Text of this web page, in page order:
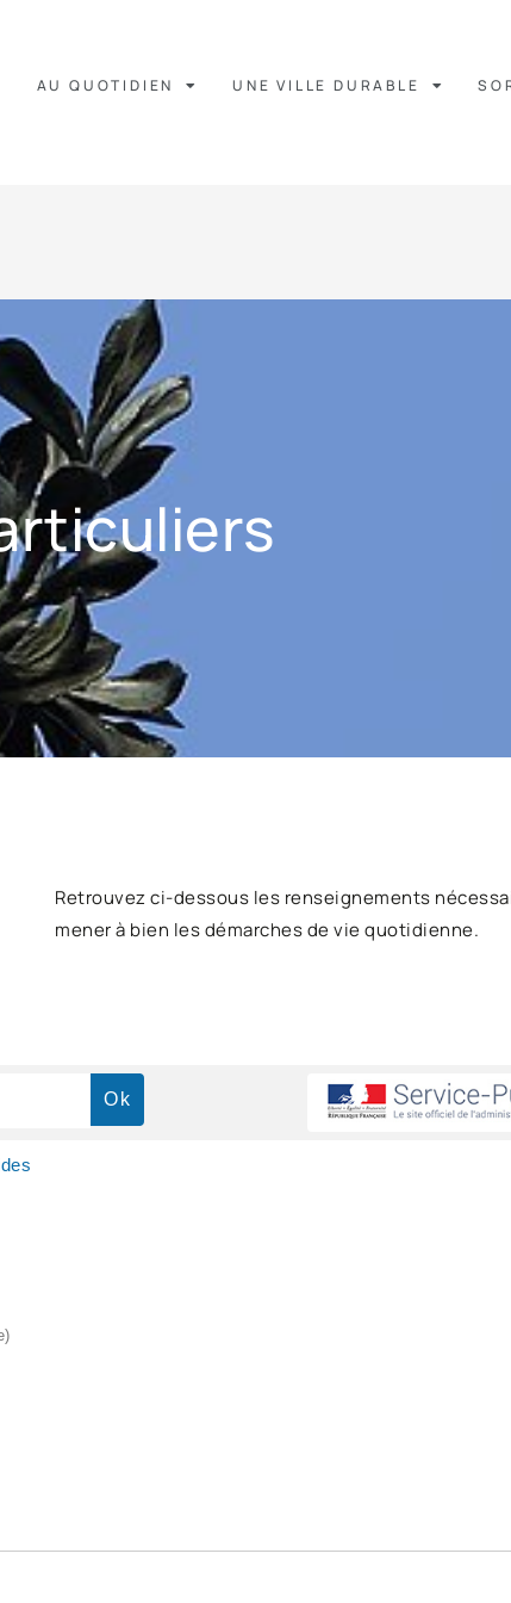
AU QUOTIDIEN UNE VILLE DURABLE
Retrouvez ci-dessous les renseignements
mener à bien les démarches de vie quotidienne.